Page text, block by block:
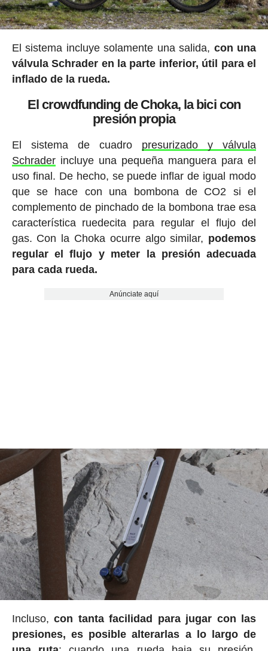
El sistema incluye solamente una salida, con una
válvula Schrader en la parte inferior, útil para el
inflado de la rueda.
El crowdfunding de Choka, la bici con
presión propia
El sistema de cuadro presurizado y válvula
Schraderincluye una pequeña manguera para el
uso final. De hecho, se puede inflar de igual modo
que se hace con una bombona de CO2 si el
complemento de pinchado de la bombona trae esa
característica ruedecita para regular el flujo del
gas. Con la Choka ocurre algo similar, podemos
regular el flujo y meter la presión adecuada
para cada rueda.
Anúnciate aquí
Incluso,con tanta facilidad para jugar con las
presiones, es posible alterarlas a lo largo de